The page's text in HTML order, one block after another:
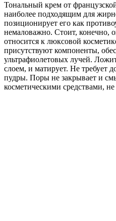
Тональный крем от
наиболее подходящим для
позиционирует его как
немаловажно. Стоит, конечно,
относится к люксовой
присутствуют компоненты,
ультрафиолетовых лучей.
слоем, и матирует. Не требует
пудры. Поры не закрывает и
косметическими средствами,